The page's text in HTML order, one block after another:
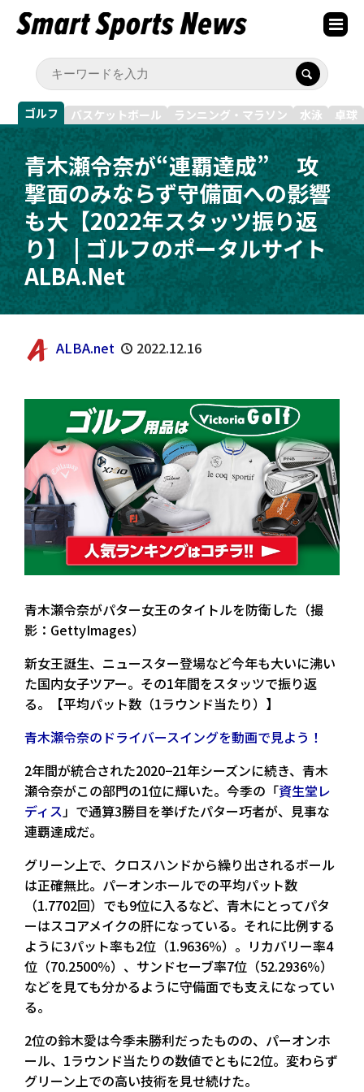
ゴルフ バスケットボール ランニング・マラソン 水泳 卓球
青木瀬令奈が“連覇達成” 攻
撃面のみならず守備面への影響
も大【2022年スタッツ振り返
り】 | ゴルフのポータルサイト
ALBA.Net
ALBA.net 2022.12.16
青木瀬令奈がパター女王のタイトルを防衛した（撮
影：GettyImages）
新女王誕生、ニュースター登場など今年も大いに沸い
た国内女子ツアー。その1年間をスタッツで振り返
る。【平均パット数（1ラウンド当たり）】
青木瀬令奈のドライバースイングを動画で見よう！
2年間が統合された2020−21年シーズンに続き、青木
瀬令奈がこの部門の1位に輝いた。今季の「資生堂レ
ディス」で通算3勝目を挙げたパター巧者が、見事な
連覇達成だ。
グリーン上で、クロスハンドから繰り出されるボール
は正確無比。パーオンホールでの平均パット数
（1.7702回）でも9位に入るなど、青木にとってパタ
ーはスコアメイクの肝になっている。それに比例する
ように3パット率も2位（1.9636％）。リカバリー率4
位（70.2500％）、サンドセーブ率7位（52.2936％）
などを見ても分かるように守備面でも支えになってい
る。
2位の鈴木愛は今季未勝利だったものの、パーオンホ
ール、1ラウンド当たりの数値でともに2位。変わらず
グリーン上での高い技術を見せ続けた。